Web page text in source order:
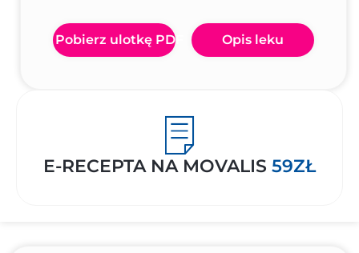
Pobierz ulotkę PDF Opis leku
E-RECEPTA NA MOVALIS 59ZŁ